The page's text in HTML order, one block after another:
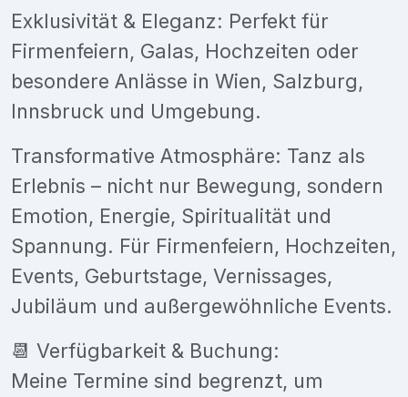
Exklusivität & Eleganz: Perfekt für
Firmenfeiern, Galas, Hochzeiten oder
besondere Anlässe in Wien, Salzburg,
Innsbruck und Umgebung.
Transformative Atmosphäre: Tanz als
Erlebnis – nicht nur Bewegung, sondern
Emotion, Energie, Spiritualität und
Spannung. Für Firmenfeiern, Hochzeiten,
Events, Geburtstage, Vernissages,
Jubiläum und außergewöhnliche Events.
📆 Verfügbarkeit & Buchung:
Meine Termine sind begrenzt, um